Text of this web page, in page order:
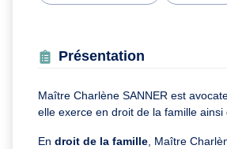
Présentation
Maître Charlène SANNER est
elle exerce en droit de la famille ainsi
En droit de la famille, Maître